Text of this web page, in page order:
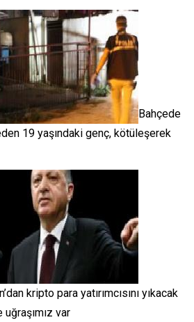
Bahçede
19 yaşındaki genç, kötüleşerek
kripto para yatırımcısını yıkacak
var